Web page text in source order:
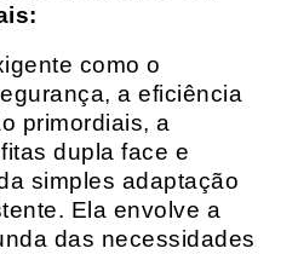
como o
a eficiência
primordiais, a
dupla face e
simples adaptação
Ela envolve a
das necessidades